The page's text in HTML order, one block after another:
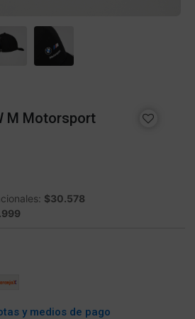
M Motorsport
$30.578
y medios de pago